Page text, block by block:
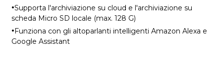
·Supporta l'archiviazione su cloud e l'archiviazione su
scheda Micro SD locale (max. 128 G)
·Funziona con gli altoparlanti intelligenti Amazon Alexa e
Google Assistant